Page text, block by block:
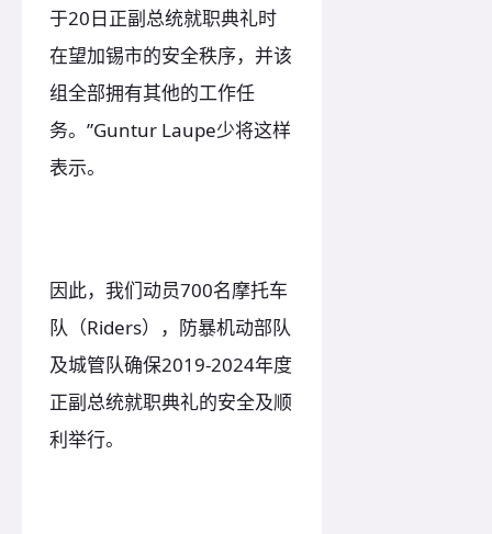
于20日正副总统就职典礼时
在望加锡市的安全秩序，并该
组全部拥有其他的工作任
务。”Guntur Laupe少将这样
表示。
因此，我们动员700名摩托车
队（Riders），防暴机动部队
及城管队确保2019-2024年度
正副总统就职典礼的安全及顺
利举行。